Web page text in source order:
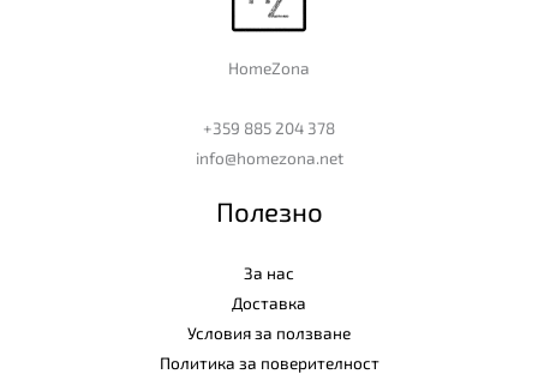
HomeZona
+359 885 204 378
info@homezona.net
Полезно
За нас
Доставка
Условия за ползване
Политика за поверителност